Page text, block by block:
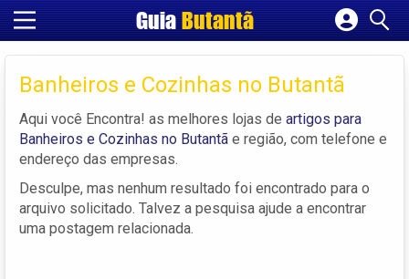
GuiaButantã
Cadastrar empresa
Criar conta
Banheiros e Cozinhas no Butantã
Aqui você Encontra! as melhores lojas de artigos para
Banheiros e Cozinhas no Butantã e região, com telefone e
endereço das empresas.
Desculpe, mas nenhum resultado foi encontrado para o
arquivo solicitado. Talvez a pesquisa ajude a encontrar
uma postagem relacionada.